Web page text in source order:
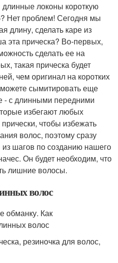
локоны короткую
Нет проблем! Сегодня мы
длину, сделать каре из
эта прическа? Во-первых,
сделать ее на
такая прическа будет
чем оригинал на коротких
сымитировать еще
- с длинными передними
избегают любых
чтобы избежать
волос, поэтому сразу
из шагов по созданию нашего
Он будет необходим, что
лишние волосы.
волос
резиночка для волос,